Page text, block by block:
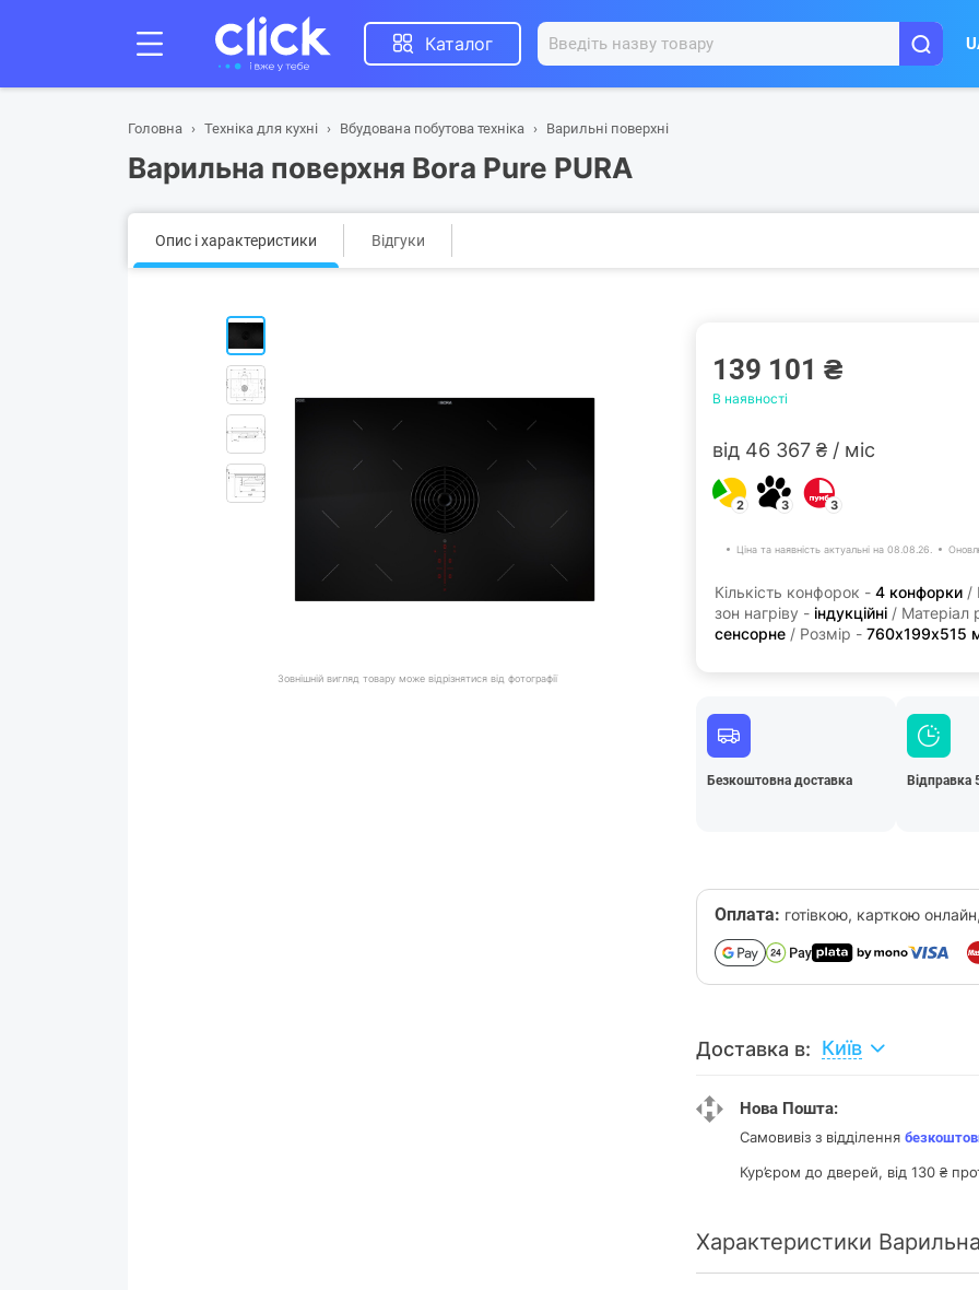
Каталог
Головна Техніка для кухні Вбудована побутова техніка Варильні поверхні
Варильна поверхня Bora Pure PURA
Опис і характеристики Відгуки
Зовнішній вигляд товару може відрізнятися від фотографії
139 101 ₴
В наявності
від 46 367 ₴ / міс
2 3 3
Ціна та наявність актуальні на 08.08.26.
Кількість конфорок - 4 конфорки /
зон нагріву - індукційні / Матеріал
сенсорне / Розмір - 760х199х515
Безкоштовна доставка Відправка
Оплата: готівкою, карткою
Доставка в: Київ
Нова Пошта:
Самовивіз з відділення
Кур’єром до дверей, від 130 ₴
Характеристики